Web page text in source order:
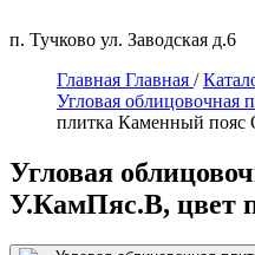
п. Тучково ул. Заводская д.6
Главная Главная /
Угловая облицовочная
плитка Каменный пояс
Угловая
У.КамПяс.В, цвет